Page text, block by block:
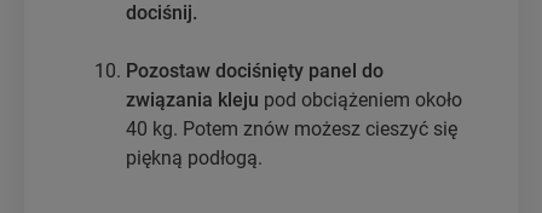
dociśnij.
Pozostaw dociśnięty panel do
związania kleju pod obciążeniem około
40 kg. Potem znów możesz cieszyć się
piękną podłogą.